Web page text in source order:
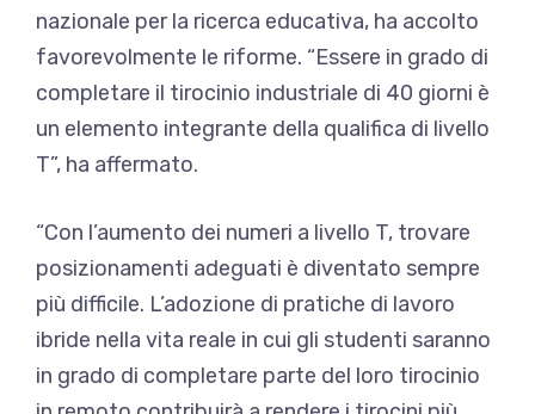
nazionale per la ricerca educativa, ha accolto
favorevolmente le riforme. “Essere in grado di
completare il tirocinio industriale di 40 giorni è
un elemento integrante della qualifica di livello
T”, ha affermato.
“Con l’aumento dei numeri a livello T, trovare
posizionamenti adeguati è diventato sempre
più difficile. L’adozione di pratiche di lavoro
ibride nella vita reale in cui gli studenti saranno
in grado di completare parte del loro tirocinio